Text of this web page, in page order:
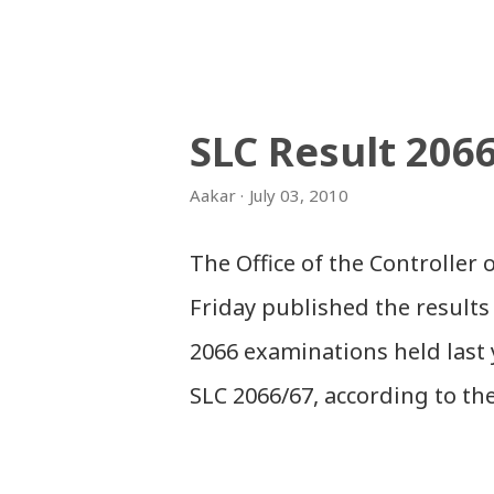
इन्टरनेटमा भेटिएका गितहरुलाई
। तपाई यदि यी गित संगितको सर्जक
गराउनुहोला । फेरी एकपटक शुभ
SLC Result
Aakar July 03, 2010
The Office of the Controller
Friday published the results
2066 examinations held last
SLC 2066/67, according to